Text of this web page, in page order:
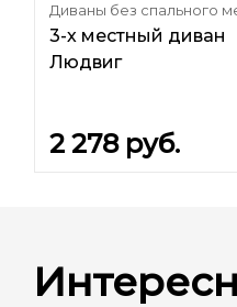
Диваны без спального
3-х местный диван
Людвиг
2 278 руб.